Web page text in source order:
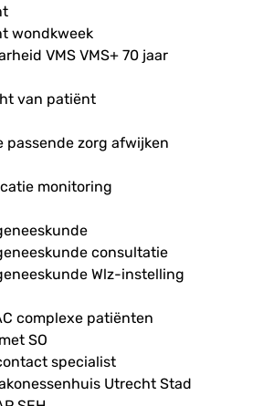
wondkweek
VMS VMS+ 70 jaar
van patiënt
passende zorg afwijken
monitoring
consultatie
Wlz-instelling
complexe patiënten
SO
specialist
Utrecht Stad